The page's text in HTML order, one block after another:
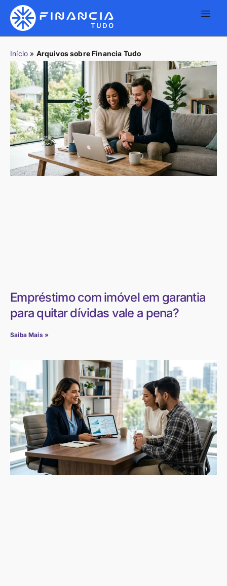
Início » Arquivos sobre Financia Tudo
Empréstimo com imóvel em garantia
para quitar dívidas vale a pena?
Saiba Mais »